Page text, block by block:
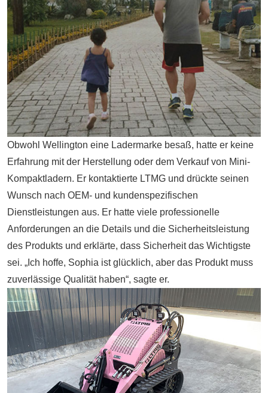
Obwohl Wellington eine Ladermarke besaß, hatte er keine
Erfahrung mit der Herstellung oder dem Verkauf von Mini-
Kompaktladern. Er kontaktierte LTMG und drückte seinen
Wunsch nach OEM- und kundenspezifischen
Dienstleistungen aus. Er hatte viele professionelle
Anforderungen an die Details und die Sicherheitsleistung
des Produkts und erklärte, dass Sicherheit das Wichtigste
sei. „Ich hoffe, Sophia ist glücklich, aber das Produkt muss
zuverlässige Qualität haben“, sagte er.